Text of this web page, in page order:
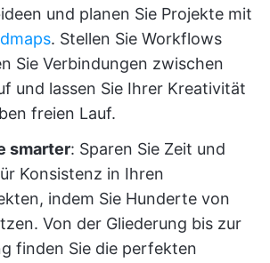
und planen Sie Projekte mit
. Stellen Sie Workflows
Sie Verbindungen zwischen
und lassen Sie Ihrer Kreativität
freien Lauf.
smarter: Sparen Sie Zeit und
Konsistenz in Ihren
indem Sie Hunderte von
Von der Gliederung bis zur
finden Sie die perfekten